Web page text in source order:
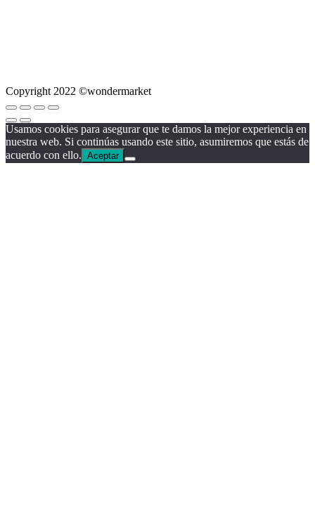
Copyright 2022 ©wondermarket
Usamos cookies para asegurar que te damos la mejor experiencia en
nuestra web. Si continúas usando este sitio, asumiremos que estás de
acuerdo con ello. Aceptar